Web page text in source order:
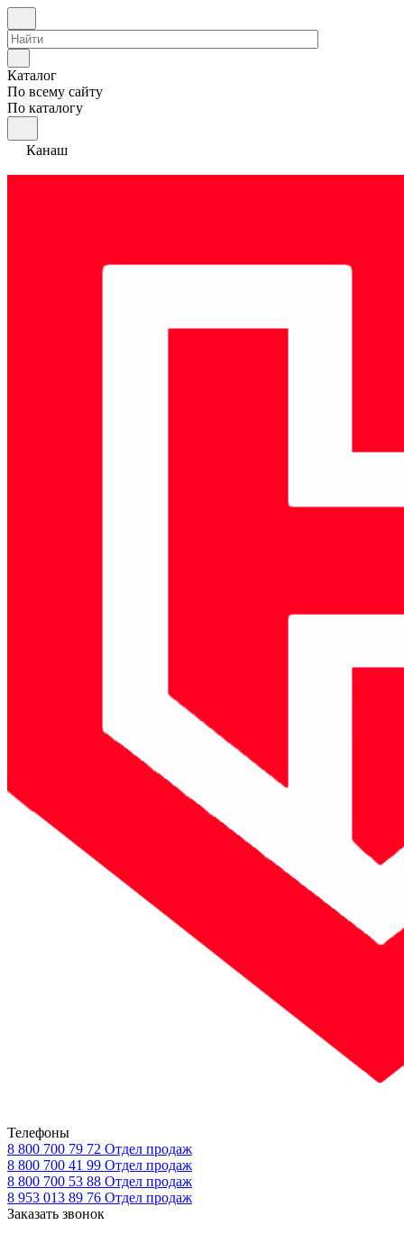
Каталог
По всему сайту
По каталогу
Канаш
Телефоны
8 800 700 79 72 Отдел продаж
8 800 700 41 99 Отдел продаж
8 800 700 53 88 Отдел продаж
8 953 013 89 76 Отдел продаж
Заказать звонок